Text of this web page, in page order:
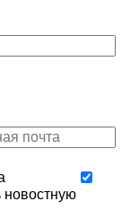
новостную